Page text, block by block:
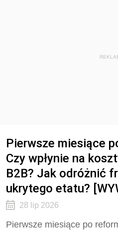
Pierwsze miesiące
Czy wpłynie na
B2B? Jak odróżnić
ukrytego etatu?
28 lip 2026
Pierwsze miesiące po